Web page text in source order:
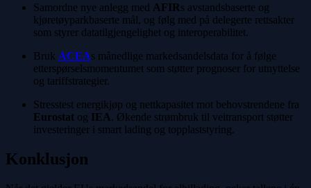
Samordne nye anlegg med AFIRs avstandsbaserte og
kjøretøyparkbaserte mål, og følg med på delegerte rettsakter
som styrer datatilgjengelighet og interoperabilitet.
Bruk ACEAs månedlige markedsandelsdata for å følge
etterspørselsmomentumet som støtter prognoser for utnyttelse
og tariffstrategier.
Stresstest energikjøp og nettkapasitet mot behovstrendene fra
Eurostat og IEA. Økende strømbruk til veitransport støtter
investeringer i smart lading og topplaststyring.
Konklusjon